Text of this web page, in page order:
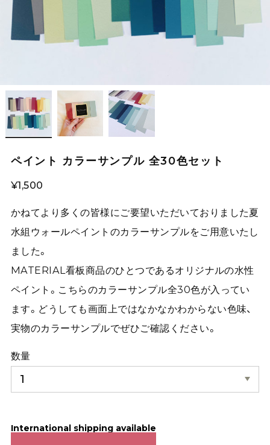
ペイント カラーサンプル 全30色セット
¥1,500
かねてより多くの皆様にご要望いただいておりました夏
水組ウォールペイントのカラーサンプルをご用意いたし
ました。
MATERIAL看板商品のひとつであるオリジナルの水性
ペイント。こちらのカラーサンプル全30色が入ってい
ます。どうしても画面上ではなかなかわからない色味、
実物のカラーサンプルでぜひご確認ください。
数量
International shipping available